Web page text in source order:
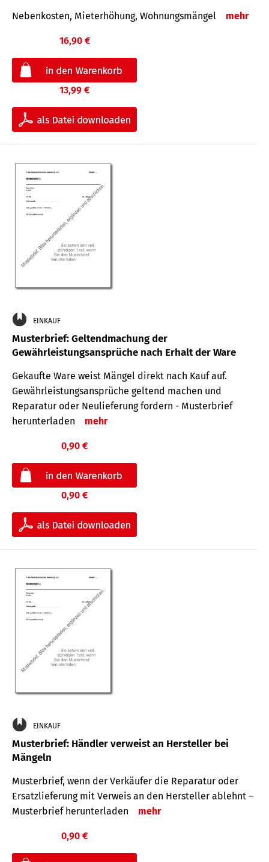
Nebenkosten, Mieterhöhung, Wohnungsmängel mehr
16,90 €
13,99 €
EINKAUF
Musterbrief: Geltendmachung der
Gewährleistungsansprüche nach Erhalt der Ware
Gekaufte Ware weist Mängel direkt nach Kauf auf.
Gewährleistungsansprüche geltend machen und
Reparatur oder Neulieferung fordern - Musterbrief
herunterladen
mehr
0,90 €
0,90 €
EINKAUF
Musterbrief: Händler verweist an Hersteller bei
Mängeln
Musterbrief, wenn der Verkäufer die Reparatur oder
Ersatzlieferung mit Verweis an den Hersteller ablehnt –
Musterbrief herunterladen
mehr
0,90 €